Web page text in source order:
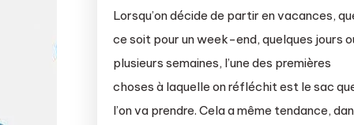
Lorsqu’on décide de partir en vacances,
ce soit pour un week-end, quelques jours
plusieurs semaines, l’une des premières
choses à laquelle on réfléchit est le sac
l’on va prendre. Cela a même tendance,